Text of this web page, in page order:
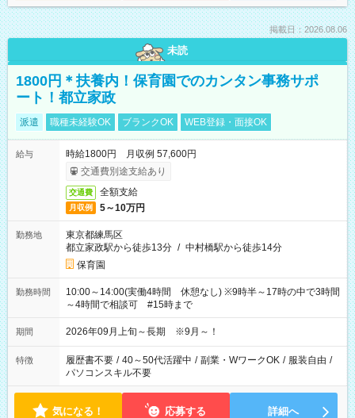
掲載日：2026.08.06
未読
1800円＊扶養内！保育園でのカンタン事務サポ
ート！都立家政
派遣 職種未経験OK ブランクOK WEB登録・面接OK
給与
時給1800円 月収例 57,600円
交通費別途支給あり
交通費 全額支給
月収例 5～10万円
勤務地
東京都練馬区
都立家政駅から徒歩13分 / 中村橋駅から徒歩14分
保育園
勤務時間
10:00～14:00(実働4時間 休憩なし) ※9時半～17時の中で3時間
～4時間で相談可 #15時まで
期間 2026年09月上旬～長期 ※9月～！
特徴 履歴書不要 / 40～50代活躍中 / 副業・WワークOK / 服装自由 /
パソコンスキル不要
気になる！ 応募する 詳細へ